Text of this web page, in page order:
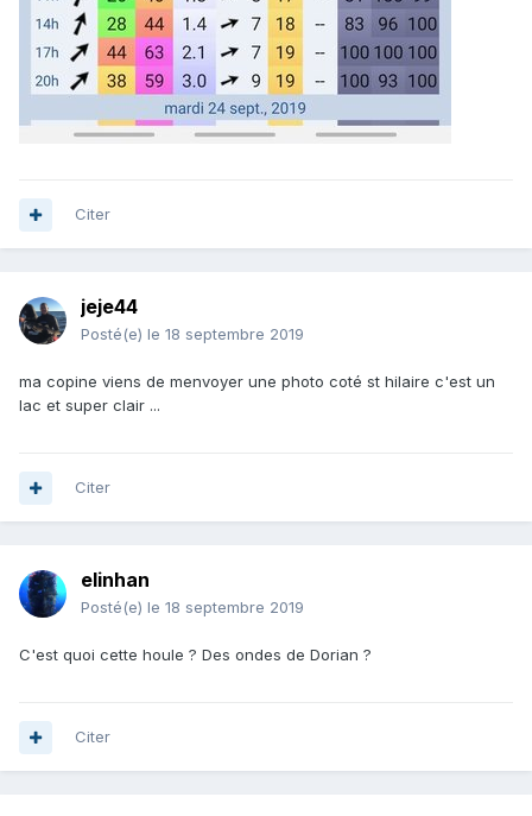
Citer
jeje44
Posté(e) le 18 septembre 2019
ma copine viens de menvoyer une photo coté st hilaire c'est un
lac et super clair ...
Citer
elinhan
Posté(e) le 18 septembre 2019
C'est quoi cette houle ? Des ondes de Dorian ?
Citer